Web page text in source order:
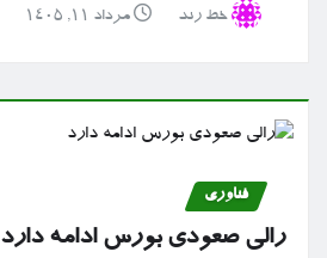
خط رند مرداد ۱۱, ۱۴۰۵
فناوری
رالی صعودی بورس ادامه دارد